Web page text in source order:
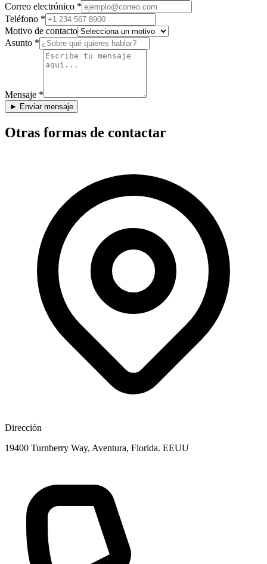
Correo electrónico *
Teléfono *
Motivo de contacto
Asunto *
Mensaje *
► Enviar mensaje
Otras formas de contactar
Dirección
19400 Turnberry Way, Aventura, Florida. EEUU